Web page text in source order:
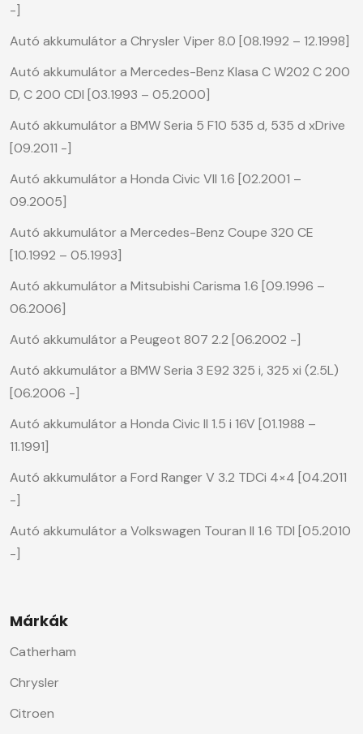
-]
Autó akkumulátor a Chrysler Viper 8.0 [08.1992 – 12.1998]
Autó akkumulátor a Mercedes-Benz Klasa C W202 C 200
D, C 200 CDI [03.1993 – 05.2000]
Autó akkumulátor a BMW Seria 5 F10 535 d, 535 d xDrive
[09.2011 -]
Autó akkumulátor a Honda Civic VII 1.6 [02.2001 –
09.2005]
Autó akkumulátor a Mercedes-Benz Coupe 320 CE
[10.1992 – 05.1993]
Autó akkumulátor a Mitsubishi Carisma 1.6 [09.1996 –
06.2006]
Autó akkumulátor a Peugeot 807 2.2 [06.2002 -]
Autó akkumulátor a BMW Seria 3 E92 325 i, 325 xi (2.5L)
[06.2006 -]
Autó akkumulátor a Honda Civic II 1.5 i 16V [01.1988 –
11.1991]
Autó akkumulátor a Ford Ranger V 3.2 TDCi 4×4 [04.2011
-]
Autó akkumulátor a Volkswagen Touran II 1.6 TDI [05.2010
-]
Márkák
Catherham
Chrysler
Citroen